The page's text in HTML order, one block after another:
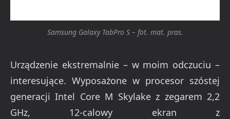
Samsung Galaxy TabPro S – fot. mat. pras.
Urządzenie ekstremalnie – w moim odczuciu –
interesujące. Wyposażone w procesor szóstej
generacji Intel Core M Skylake z zegarem 2,2
GHz, 12-calowy ekran z